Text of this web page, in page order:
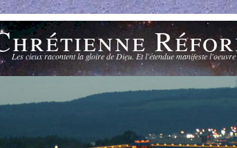
Les cieux racontent la gloire de Dieu. Et l'étendue manifeste